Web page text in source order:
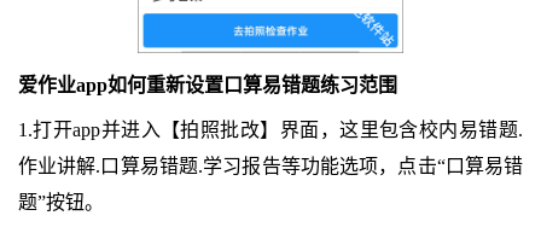
爱作业app如何重新设置口算易错题练习范围
1.打开app并进入【拍照批改】界面，这里包含校内易错题.
作业讲解.口算易错题.学习报告等功能选项，点击“口算易错
题”按钮。